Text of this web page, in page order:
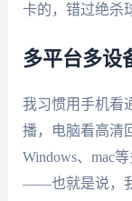
卡的，错过绝杀
多平台多设
我习惯用手机看
播，电脑看高清
Windows、mac
——也就是说，